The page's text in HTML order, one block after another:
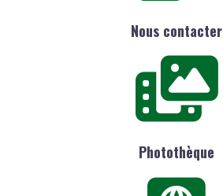
Nous contacter
Photothèque